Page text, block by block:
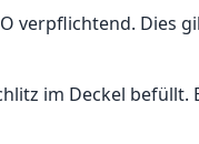
verpflichtend. Dies
im Deckel befüllt.